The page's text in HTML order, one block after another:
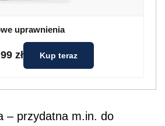
uprawnienia
99 zł Kup teraz
– przydatna m.in. do